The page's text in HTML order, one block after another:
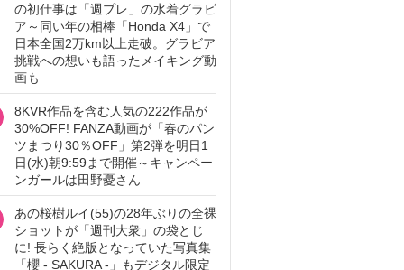
の初仕事は「週プレ」の水着グラビ
ア～同い年の相棒「Honda X4」で
日本全国2万km以上走破。グラビア
挑戦への想いも語ったメイキング動
画も
8KVR作品を含む人気の222作品が
30%OFF! FANZA動画が「春のパン
ツまつり30％OFF」第2弾を明日1
日(水)朝9:59まで開催～キャンペー
ンガールは田野憂さん
あの桜樹ルイ(55)の28年ぶりの全裸
ショットが「週刊大衆」の袋とじ
に! 長らく絶版となっていた写真集
「櫻 - SAKURA -」もデジタル限定